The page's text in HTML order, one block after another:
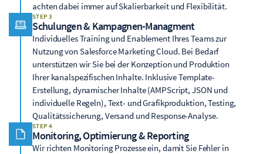
achten dabei immer auf Skalierbarkeit und Flexibilität.
STEP 3
Schulungen & Kampagnen-Managment
Individuelles Training und Enablement Ihres Teams zur
Nutzung von Salesforce Marketing Cloud. Bei Bedarf
unterstützen wir Sie bei der Konzeption und Produktion
Ihrer kanalspezifischen Inhalte. Inklusive Template-
Erstellung, dynamischer Inhalte (AMPScript, JSON und
individuelle Regeln), Text- und Grafikproduktion, Testing,
Qualitätssicherung, Versand und Response-Analyse.
STEP 4
Monitoring, Optimierung & Reporting
Wir richten Monitoring Prozesse ein, damit Sie Fehler in